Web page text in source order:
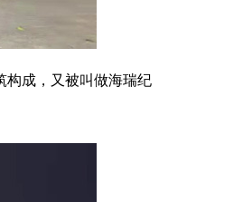
成，又被叫做海瑞纪